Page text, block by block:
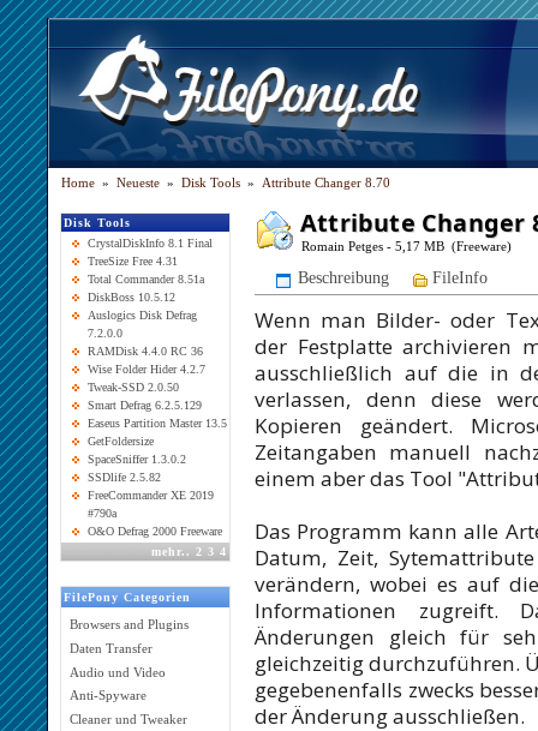
Home » Neueste » Disk Tools » Attribute Changer 8.70
Disk Tools
CrystalDiskInfo 8.1 Final
TreeSize Free 4.31
Total Commander 8.51a
DiskBoss 10.5.12
Auslogics Disk Defrag
7.2.0.0
RAMDisk 4.4.0 RC 36
Wise Folder Hider 4.2.7
Tweak-SSD 2.0.50
Smart Defrag 6.2.5.129
Easeus Partition Master 13.5
GetFoldersize
SpaceSniffer 1.3.0.2
SSDlife 2.5.82
FreeCommander XE 2019
#790a
O&O Defrag 2000 Freeware
mehr.. 2 3 4
FilePony Categorien
Browsers and Plugins
Daten Transfer
Audio und Video
Anti-Spyware
Cleaner und Tweaker
Attribute Changer
Romain Petges - 5,17 MB (Freeware)
Beschreibung FileInfo
Wenn man Bilder- oder
der Festplatte archivieren
ausschließlich auf die in
verlassen, denn diese
Kopieren geändert.
Zeitangaben manuell
einem aber das Tool
Das Programm kann alle
Datum, Zeit,
verändern, wobei es auf
Informationen zugreift.
Änderungen gleich für
gleichzeitig durchzuführen.
gegebenenfalls zwecks
der Änderung ausschließen.